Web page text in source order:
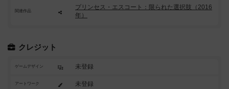
関連作品
プリンセス・エスコート：限られた選択肢（2016
年）
クレジット
ゲームデザイン 未登録
アートワーク 未登録